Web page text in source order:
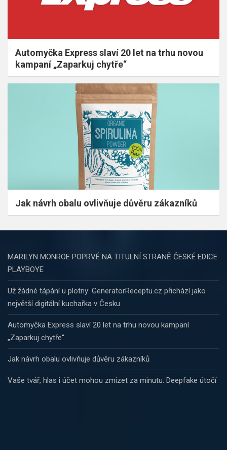
Automyčka Express slaví 20 let na trhu novou
kampaní „Zaparkuj chytře“
Jak návrh obalu ovlivňuje důvěru zákazníků
MARILYN MONROE POPRVÉ NA TITULNÍ STRANĚ ČESKÉ EDICE
PLAYBOYE
Už žádné tápání u plotny: GeneratorReceptu.cz přichází jako
největší digitální kuchařka v Česku
Automyčka Express slaví 20 let na trhu novou kampaní
„Zaparkuj chytře“
Jak návrh obalu ovlivňuje důvěru zákazníků
Vaše tvář, hlas i účet mohou zmizet za minutu. Deepfake útočí